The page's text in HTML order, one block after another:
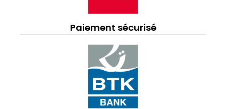
Paiement sécurisé